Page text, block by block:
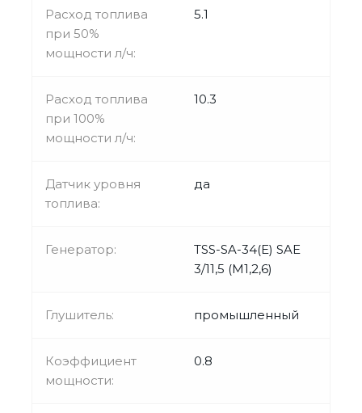
Расход топлива
при 50%
мощности л/ч:
5.1
Расход топлива
при 100%
мощности л/ч:
10.3
Датчик уровня
топлива:
да
Генератор:
TSS-SA-34(E) SAE
3/11,5 (М1,2,6)
Глушитель: промышленный
Коэффициент
мощности:
0.8